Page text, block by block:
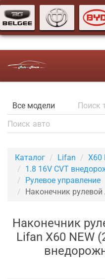
Каталог Lifan
X60
1.8 16V CVT
Рулевое управление
Наконечник рулевой
Наконечник
Lifan X60 NEW